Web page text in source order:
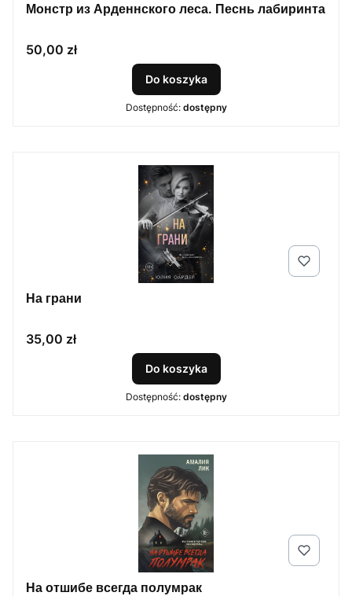
Монстр из Арденнского леса. Песнь лабиринта
Cena
50,00 zł
Do koszyka
Dostępność: dostępny
На грани
Cena
35,00 zł
Do koszyka
Dostępność: dostępny
На отшибе всегда полумрак